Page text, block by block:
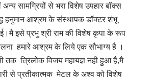
अन्य सामग्रियों से भरा विशेष उपहार बॉक्स
हनुमान आश्रम के संस्थापक डॉक्टर शंभू
इसे प्रभु श्री राम की विशेष कृपा के रूप
हमारे आश्रम के लिये एक सौभाग्य है ।
तक त्रिलोक विजय महायज्ञ नही हुआ है,मै
से प्रतीकात्मक मेटल के अश्व को विशेष